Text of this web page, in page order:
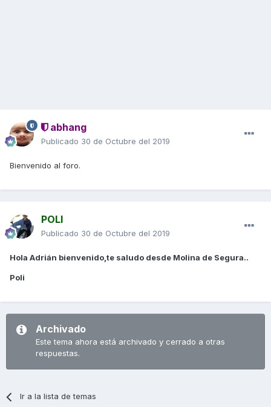
abhang
Publicado 30 de Octubre del 2019
Bienvenido al foro.
POLI
Publicado 30 de Octubre del 2019
Hola Adrián bienvenido,te saludo desde Molina de Segura..
Poli
Archivado
Este tema ahora está archivado y cerrado a otras
respuestas.
Ir a la lista de temas